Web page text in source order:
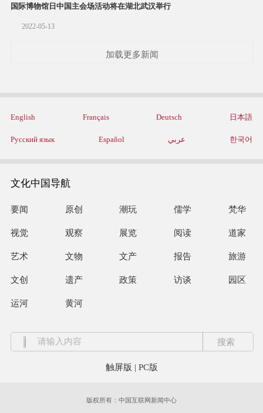
国际博物馆日中国主会场活动将在湖北武汉举行
2022-05-13
加载更多新闻
English Français Deutsch 日本語
Русский язык Español عربي 한국어
文化中国导航
要闻 原创 潮玩 儒学 梵华
视觉 观察 展览 阅读 道家
艺术 文物 文产 报告 旅游
文创 遗产 政策 访谈 园区
运河 黄河
触屏版 | PC版
版权所有：中国互联网新闻中心